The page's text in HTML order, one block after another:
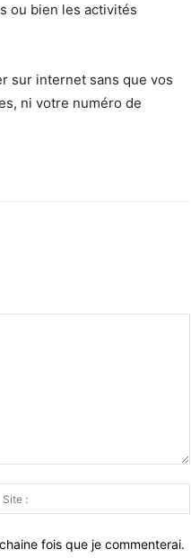
ou bien les activités
sur internet sans que vos
ni votre numéro de
:
fois que je commenterai.